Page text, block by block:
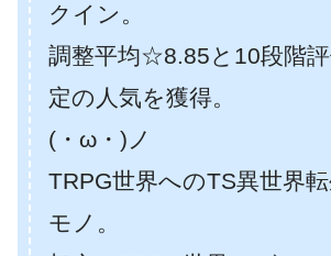
クイン。
調整平均☆8.85と10段階
定の人気を獲得。
(・ω・)ノ
TRPG世界へのTS異世界
モノ。